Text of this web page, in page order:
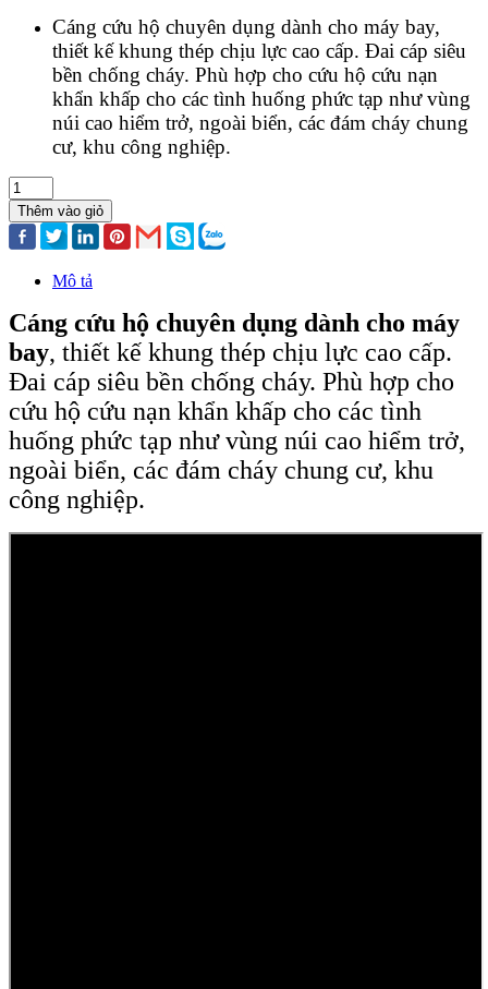
Cáng cứu hộ chuyên dụng dành cho máy bay,
thiết kế khung thép chịu lực cao cấp. Đai cáp siêu
bền chống cháy. Phù hợp cho cứu hộ cứu nạn
khẩn khấp cho các tình huống phức tạp như vùng
núi cao hiểm trở, ngoài biển, các đám cháy chung
cư, khu công nghiệp.
Thêm vào giỏ
Mô tả
Cáng cứu hộ chuyên dụng dành cho máy
bay, thiết kế khung thép chịu lực cao cấp.
Đai cáp siêu bền chống cháy. Phù hợp cho
cứu hộ cứu nạn khẩn khấp cho các tình
huống phức tạp như vùng núi cao hiểm trở,
ngoài biển, các đám cháy chung cư, khu
công nghiệp.